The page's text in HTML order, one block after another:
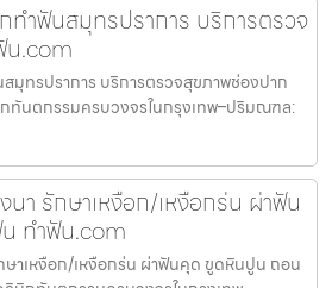
ทำฟันสมุทรปราการ บริการตรวจ
น.com
มุทรปราการ บริการตรวจสุขภาพช่องปาก
นตกรรมครบวงจรในกรุงเทพ–ปริมณฑล:
า รักษาเหงือก/เหงือกร่น ผ่าฟัน
ทำฟัน.com
าเหงือก/เหงือกร่น ผ่าฟันคุด ขูดหินปูน ถอน